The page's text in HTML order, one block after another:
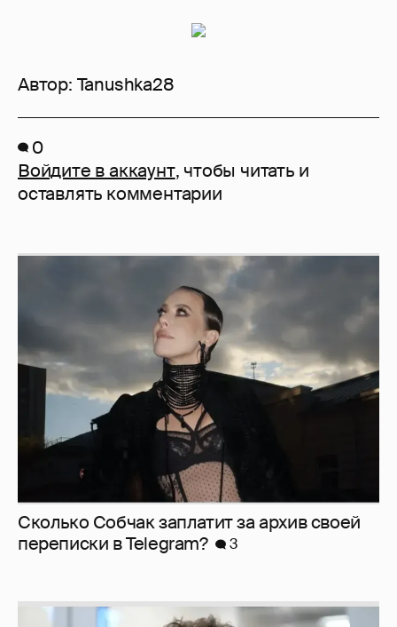
Автор: Tanushka28
0
Войдите в аккаунт, чтобы читать и
оставлять комментарии
Сколько Собчак заплатит за архив своей
перeписки в Telegram?
3